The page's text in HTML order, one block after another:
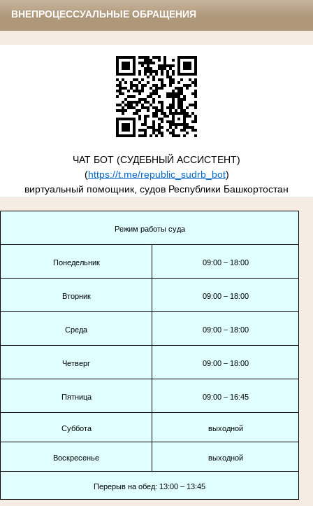
ВНЕПРОЦЕССУАЛЬНЫЕ ОБРАЩЕНИЯ
ЧАТ БОТ (СУДЕБНЫЙ АССИСТЕНТ)
(https://t.me/republic_sudrb_bot)
виртуальный помощник, судов Республики Башкортостан
Режим работы суда
Понедельник 09:00 – 18:00
Вторник 09:00 – 18:00
Среда 09:00 – 18:00
Четверг 09:00 – 18:00
Пятница 09:00 – 16:45
Суббота выходной
Воскресенье выходной
Перерыв на обед: 13:00 – 13:45